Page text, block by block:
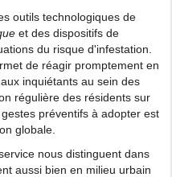
outils technologiques de
et des dispositifs de
du risque d'infestation.
de réagir promptement en
inquiétants au sein des
régulière des résidents sur
préventifs à adopter est
globale.
nous distinguent dans
aussi bien en milieu urbain